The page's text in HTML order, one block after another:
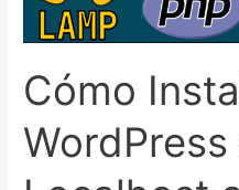
Cómo
WordPress